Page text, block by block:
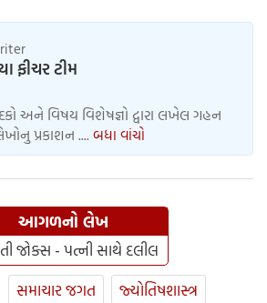
ફીચર ટીમ
અને વિષય વિશેષજ્ઞો દ્વારા લખેલ ગહન
પ્રકાશન .... બધા વાંચો
આગળનો લેખ
જોક્સ - પત્ની સાથે દલીલ
સમાચાર જગત
જ્યોતિષશાસ્ત્ર